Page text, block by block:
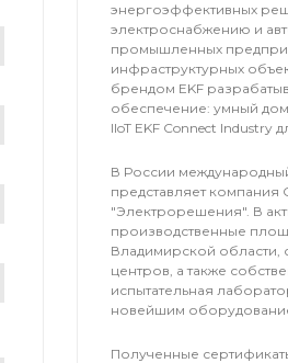
энергоэффективных
электроснабжению и
промышленных
инфраструктурных
брендом EKF
обеспечение: умный дом
IIoT EKF Connect
В России
представляет компания
"Электрорешения". В
производственные
Владимирской области,
центров, а также
испытательная
новейшим
Полученные